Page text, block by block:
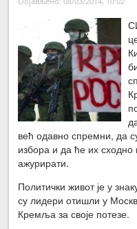
већ одавно спремни, да
избора и да ће их
ажурирати.
Политички живот је у
су лидери отишли у
Кремља за своје потезе.